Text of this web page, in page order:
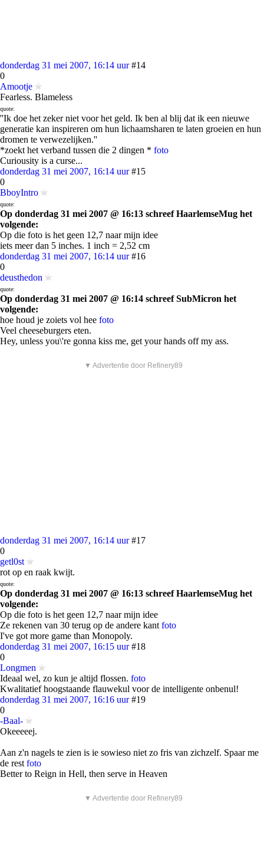
donderdag 31 mei 2007, 16:14 uur #14
0
Amootje
Fearless. Blameless
quote:
''Ik doe het zeker niet voor het geld. Ik ben al blij dat ik een nieuwe
generatie kan inspireren om hun lichaamsharen te laten groeien en hun
dromen te verwezelijken.''
*zoekt het verband tussen die 2 dingen * foto
Curiousity is a curse...
donderdag 31 mei 2007, 16:14 uur #15
0
BboyIntro
quote:
Op donderdag 31 mei 2007 @ 16:13 schreef HaarlemseMug het
volgende:
Op die foto is het geen 12,7 naar mijn idee
iets meer dan 5 inches. 1 inch = 2,52 cm
donderdag 31 mei 2007, 16:14 uur #16
0
deusthedon
quote:
Op donderdag 31 mei 2007 @ 16:14 schreef SubMicron het
volgende:
hoe houd je zoiets vol hee foto
Veel cheeseburgers eten.
Hey, unless you\'re gonna kiss me, get your hands off my ass.
▼ Advertentie door Refinery89
donderdag 31 mei 2007, 16:14 uur #17
0
getl0st
rot op en raak kwijt.
quote:
Op donderdag 31 mei 2007 @ 16:13 schreef HaarlemseMug het
volgende:
Op die foto is het geen 12,7 naar mijn idee
Ze rekenen van 30 terug op de andere kant foto
I've got more game than Monopoly.
donderdag 31 mei 2007, 16:15 uur #18
0
Longmen
Ideaal wel, zo kun je altijd flossen. foto
Kwalitatief hoogstaande flauwekul voor de intelligente onbenul!
donderdag 31 mei 2007, 16:16 uur #19
0
-Baal-
Okeeeeej.
Aan z'n nagels te zien is ie sowieso niet zo fris van zichzelf. Spaar me
de rest foto
Better to Reign in Hell, then serve in Heaven
▼ Advertentie door Refinery89